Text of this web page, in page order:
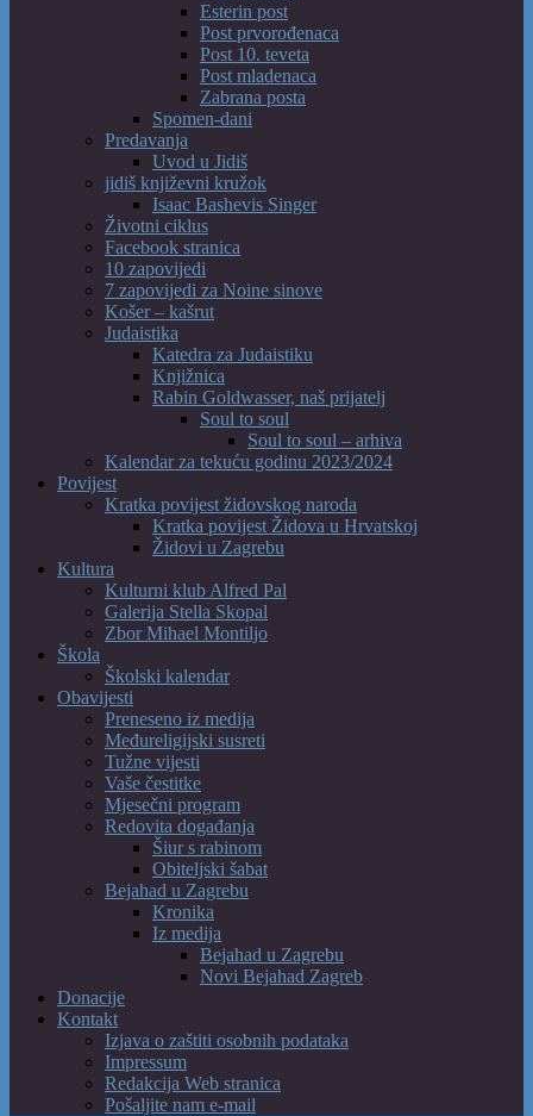
Esterin post
Post prvorođenaca
Post 10. teveta
Post mladenaca
Zabrana posta
Spomen-dani
Predavanja
Uvod u Jidiš
jidiš književni kružok
Isaac Bashevis Singer
Životni ciklus
Facebook stranica
10 zapovijedi
7 zapovijedi za Noine sinove
Košer – kašrut
Judaistika
Katedra za Judaistiku
Knjižnica
Rabin Goldwasser, naš prijatelj
Soul to soul
Soul to soul – arhiva
Kalendar za tekuću godinu 2023/2024
Povijest
Kratka povijest židovskog naroda
Kratka povijest Židova u Hrvatskoj
Židovi u Zagrebu
Kultura
Kulturni klub Alfred Pal
Galerija Stella Skopal
Zbor Mihael Montiljo
Škola
Školski kalendar
Obavijesti
Preneseno iz medija
Međureligijski susreti
Tužne vijesti
Vaše čestitke
Mjesečni program
Redovita događanja
Šiur s rabinom
Obiteljski šabat
Bejahad u Zagrebu
Kronika
Iz medija
Bejahad u Zagrebu
Novi Bejahad Zagreb
Donacije
Kontakt
Izjava o zaštiti osobnih podataka
Impressum
Redakcija Web stranica
Pošaljite nam e-mail